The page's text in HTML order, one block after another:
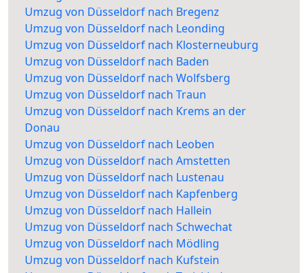
Umzug von Düsseldorf nach Bregenz
Umzug von Düsseldorf nach Leonding
Umzug von Düsseldorf nach Klosterneuburg
Umzug von Düsseldorf nach Baden
Umzug von Düsseldorf nach Wolfsberg
Umzug von Düsseldorf nach Traun
Umzug von Düsseldorf nach Krems an der
Donau
Umzug von Düsseldorf nach Leoben
Umzug von Düsseldorf nach Amstetten
Umzug von Düsseldorf nach Lustenau
Umzug von Düsseldorf nach Kapfenberg
Umzug von Düsseldorf nach Hallein
Umzug von Düsseldorf nach Schwechat
Umzug von Düsseldorf nach Mödling
Umzug von Düsseldorf nach Kufstein